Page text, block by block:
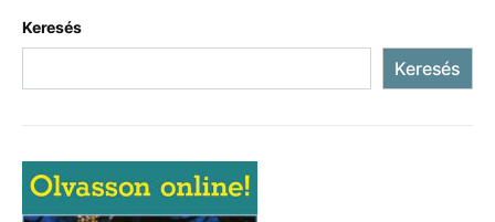
Keresés
Keresés